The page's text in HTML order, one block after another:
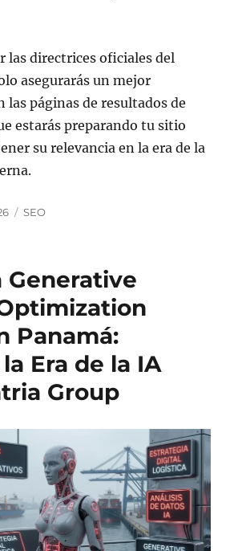
las directrices oficiales del
asegurarás un mejor
páginas de resultados de
estarás preparando tu sitio
su relevancia en la era de la
Categorías
SEO
Generative
Panamá:
Era de la IA
Group